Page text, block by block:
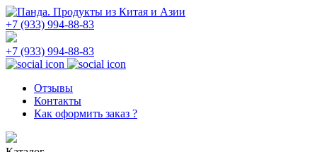
+7 (933) 994-88-83
+7 (933) 994-88-83
Отзывы
Контакты
Как оформить заказ ?